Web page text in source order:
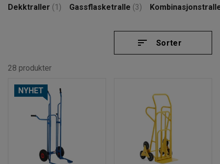
Dekktraller (1) Gassflasketralle (3)
Sorter
28 produkter
NYHET